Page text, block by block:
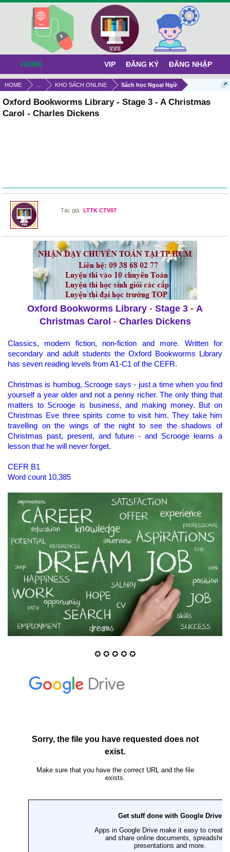
HOME KHO SÁCH ONLINE Sách học Ngoại Ngữ
Oxford Bookworms Library - Stage 3 - A Christmas
Carol - Charles Dickens
Tác giả: LTTK CTV07
Oxford Bookworms Library - Stage 3 - A
Christmas Carol - Charles Dickens
Classics, modern fiction, non-fiction and more. Written for
secondary and adult students the Oxford Bookworms Library
has seven reading levels from A1-C1 of the CEFR.
Christmas is humbug, Scrooge says - just a time when you find
yourself a year older and not a penny richer. The only thing that
matters to Scrooge is business, and making money. But on
Christmas Eve three spirits come to visit him. They take him
travelling on the wings of the night to see the shadows of
Christmas past, present, and future - and Scrooge learns a
lesson that he will never forget.
CEFR B1
Word count 10,385
✪ ✪ ✪ ✪ ✪
HOME VIP ĐĂNG KÝ ĐĂNG NHẬP